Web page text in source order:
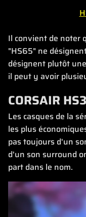
Il convient de noter
"HS65" ne
désignent plutôt
il peut y avoir
CORSAIR
Les casques de la
les plus
pas toujours d'un
d'un son surround
part dans le nom.